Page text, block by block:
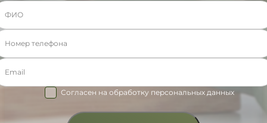
Согласен на обработку персональных данных